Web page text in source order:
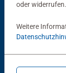
Andere
oder widerrufen.
Weitere